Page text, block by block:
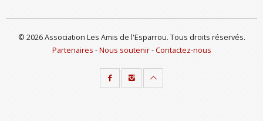
© 2026 Association Les Amis de l'Esparrou. Tous droits réservés.
Partenaires -Nous soutenir-Contactez-nous